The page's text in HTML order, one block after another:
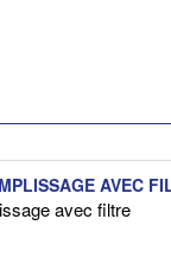
AVEC
avec filtre